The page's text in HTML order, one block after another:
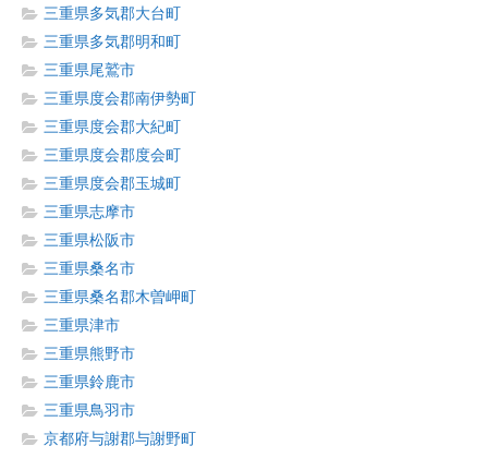
三重県多気郡大台町
三重県多気郡明和町
三重県尾鷲市
三重県度会郡南伊勢町
三重県度会郡大紀町
三重県度会郡度会町
三重県度会郡玉城町
三重県志摩市
三重県松阪市
三重県桑名市
三重県桑名郡木曽岬町
三重県津市
三重県熊野市
三重県鈴鹿市
三重県鳥羽市
京都府与謝郡与謝野町